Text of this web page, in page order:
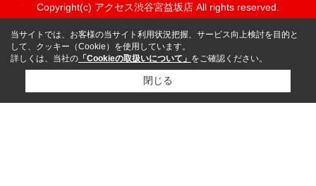
Copyright(c) アクセス渋谷宮益坂店 All rights reserved.
当サイトでは、お客様の当サイト利用状況把握、サービス向上検討を目的と
して、クッキー（Cookie）を使用しています。
詳しくは、当社の 「Cookieの取扱いについて」 をご確認ください。
閉じる